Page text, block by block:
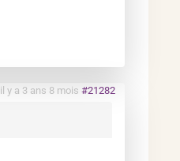
il y a 3 ans 8 mois #21282